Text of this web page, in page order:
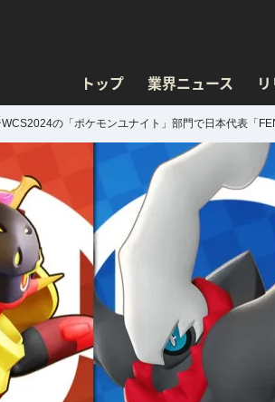
トップ 業界ニュース
の「ポケモンユナイト」部門で日本代表「